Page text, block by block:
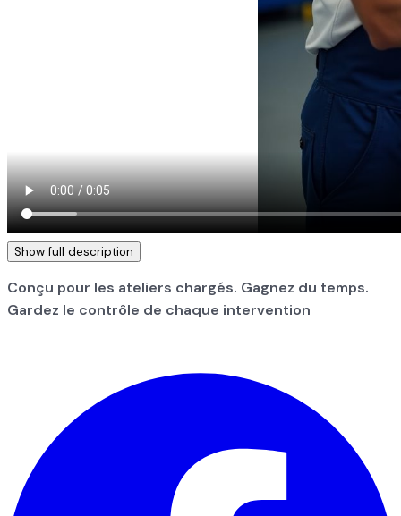
Show full description
Conçu pour les ateliers chargés. Gagnez du temps.
Gardez le contrôle de chaque intervention